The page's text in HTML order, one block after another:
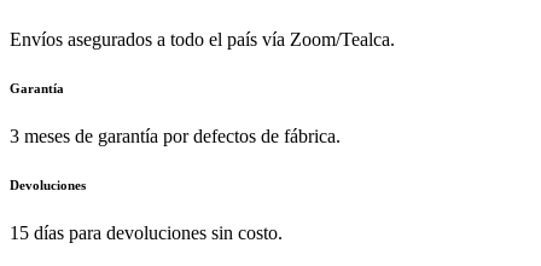
Envíos asegurados a todo el país vía Zoom/Tealca.
Garantía
3 meses de garantía por defectos de fábrica.
Devoluciones
15 días para devoluciones sin costo.